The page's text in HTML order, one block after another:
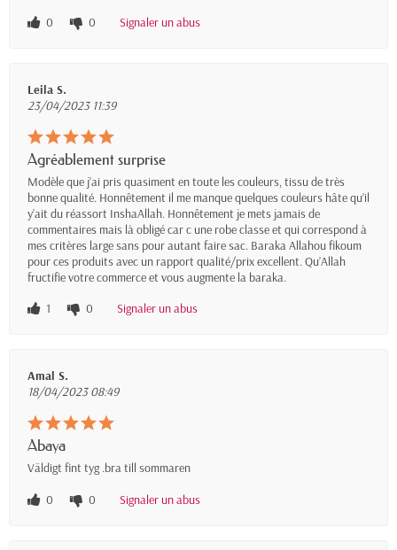
0
0 Signaler un abus
Leila S.
23/04/2023 11:39
Agréablement surprise
Modèle que j’ai pris quasiment en toute les couleurs, tissu de très
bonne qualité. Honnêtement il me manque quelques couleurs hâte qu’il
y’ait du réassort InshaAllah. Honnêtement je mets jamais de
commentaires mais là obligé car c une robe classe et qui correspond à
mes critères large sans pour autant faire sac. Baraka Allahou fikoum
pour ces produits avec un rapport qualité/prix excellent. Qu’Allah
fructifie votre commerce et vous augmente la baraka.
1
0 Signaler un abus
Amal S.
18/04/2023 08:49
Abaya
Väldigt fint tyg .bra till sommaren
0
0 Signaler un abus